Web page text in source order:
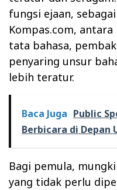
fungsi ejaan,
Kompas.com,
tata bahasa,
penyaring unsur
lebih teratur.
Baca Juga Public
Berbicara di Depan
Bagi pemula,
yang tidak perlu